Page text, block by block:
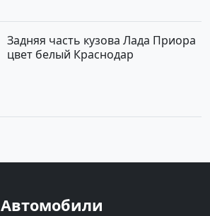
Задняя часть кузова Лада Приора
цвет белый Краснодар
Автомобили